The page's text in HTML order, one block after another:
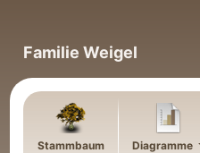
Familie Weigel
Stammbaum Diagramme